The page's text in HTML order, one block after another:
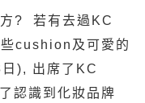
? 若有去過KC
cushion及可愛的
), 出席了KC
認識到化妝品牌